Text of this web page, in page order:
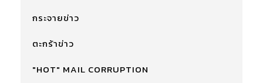
กระจายข่าว
ตะกร้าข่าว
"HOT" MAIL CORRUPTION